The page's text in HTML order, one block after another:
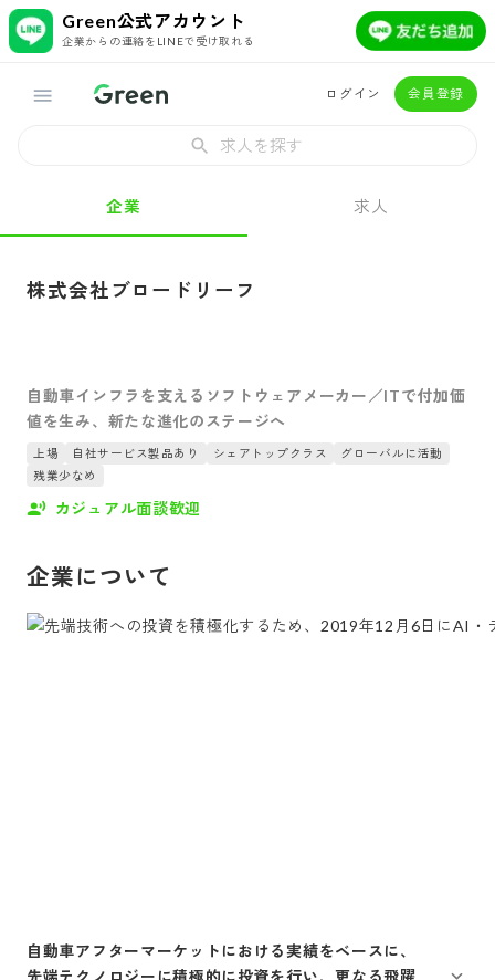
Green公式アカウント
企業からの連絡をLINEで受け取れる
ログイン 会員登録
求人を探す
企業 求人
株式会社ブロードリーフ
自動車インフラを支えるソフトウェアメーカー／ITで付加価
値を生み、新たな進化のステージへ
上場 自社サービス製品あり シェアトップクラス
グローバルに活動
残業少なめ
カジュアル面談歓迎
企業について
自動車アフターマーケットにおける実績をベースに、
先端テクノロジーに積極的に投資を行い、更なる飛躍